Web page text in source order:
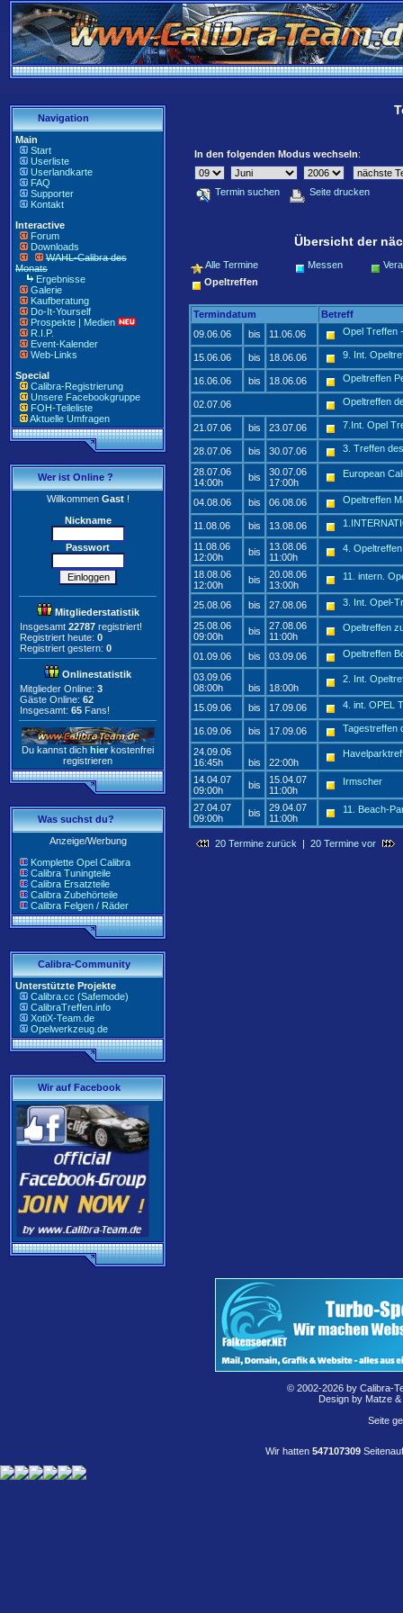
Navigation
Main
Start
Userliste
Userlandkarte
FAQ
Supporter
Kontakt
Interactive
Forum
Downloads
WAHL-Calibra des
Monats
Ergebnisse
Galerie
Kaufberatung
Do-It-Yourself
Prospekte | Medien
R.I.P.
Event-Kalender
Web-Links
Special
Calibra-Registrierung
Unsere Facebookgruppe
FOH-Teileliste
Aktuelle Umfragen
Wer ist Online ?
WillkommenGast!
Nickname
Passwort
Mitgliederstatistik
Insgesamt 22787 registriert!
Registriert heute: 0
Registriert gestern: 0
Onlinestatistik
Mitglieder Online: 3
Gäste Online: 62
Insgesamt: 65 Fans!
Du kannst dich hier kostenfrei
registrieren
Was suchst du?
Anzeige/Werbung
Komplette Opel Calibra
Calibra Tuningteile
Calibra Ersatzteile
Calibra Zubehörteile
Calibra Felgen / Räder
Calibra-Community
Unterstützte Projekte
Calibra.cc (Safemode)
CalibraTreffen.info
XotiX-Team.de
Opelwerkzeug.de
Wir auf Facebook
In den folgenden Modus wechseln:
Termin suchen Seite drucken
Übersicht der
Alle Termine Messen
Opeltreffen
Termindatum
Betreff
09.06.06
bis 11.06.06 Opel Treffen
15.06.06 bis 18.06.06 9. Int.
16.06.06 bis 18.06.06 Opeltreffen
02.07.06 Opeltreffen
21.07.06 bis 23.07.06 7.Int. Opel
28.07.06 bis 30.07.06 3. Treffen
28.07.06
14:00h
bis
30.07.06
17:00h
European
04.08.06 bis 06.08.06 Opeltreffen
11.08.06 bis 13.08.06
11.08.06
12:00h
bis
13.08.06
11:00h
4.
18.08.06
12:00h
bis
20.08.06
13:00h
11. intern.
25.08.06 bis 27.08.06 3. Int. Opel-
25.08.06
09:00h
bis
27.08.06
11:00h
Opeltreffen
01.09.06 bis 03.09.06 Opeltreffen
03.09.06
08:00h
bis 18:00h
2. Int.
15.09.06 bis 17.09.06 4. int. OPEL
16.09.06 bis 17.09.06 Tagestreffen
24.09.06
16:45h
bis 22:00h
14.04.07
09:00h
bis
15.04.07
11:00h
Irmscher
27.04.07
09:00h
bis
29.04.07
11:00h
11. Beach-
20 Termine zurück | 20 Termine vor
© 2002-2026 by Calibra-
Design by Matze
Seite
Wir hatten 547107309